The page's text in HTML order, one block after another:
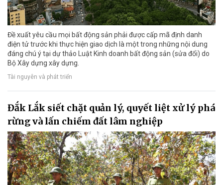
Đề xuất yêu cầu mọi bất động sản phải được cấp mã định danh
điện tử trước khi thực hiện giao dịch là một trong những nội dung
đáng chú ý tại dự thảo Luật Kinh doanh bất động sản (sửa đổi) do
Bộ Xây dựng xây dựng.
Tài nguyên và phát triển
Đắk Lắk siết chặt quản lý, quyết liệt xử lý phá
rừng và lấn chiếm đất lâm nghiệp